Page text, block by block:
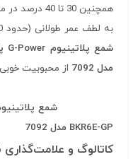
همچنین 30 تا 40 درصد در مقایسه با چند الکترود).
به لطف عمر طولانی (حدود 30 تا 50 هزار کیلومتر) و قابلیت اطمینان،
شمع پلاتینیوم
مدل 7092
از محبوبیت
شمع
BKR6E-GP مدل 7092
کاتالوگ و